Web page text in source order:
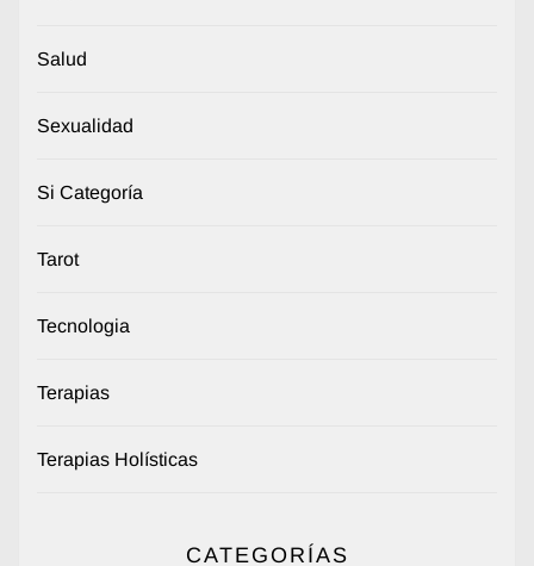
Salud
Sexualidad
Si Categoría
Tarot
Tecnologia
Terapias
Terapias Holísticas
CATEGORÍAS